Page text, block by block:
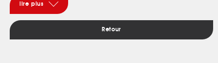
rester dans une écriture sobre qui conserve l’horizontalité globale
des infrastructures, qui autorisent aujourd’hui le château à
émerger dans le paysage. Nous avons souhaité conserver une
certaine retenue dans un paysage viticole actuel souvent dans
lire plus
Retour